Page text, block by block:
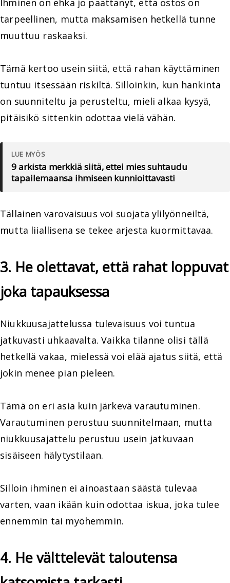
Ihminen on ehkä jo päättänyt, että ostos on
tarpeellinen, mutta maksamisen hetkellä tunne
muuttuu raskaaksi.
Tämä kertoo usein siitä, että rahan käyttäminen
tuntuu itsessään riskiltä. Silloinkin, kun hankinta
on suunniteltu ja perusteltu, mieli alkaa kysyä,
pitäisikö sittenkin odottaa vielä vähän.
LUE MYÖS
9 arkista merkkiä siitä, ettei mies suhtaudu
tapailemaansa ihmiseen kunnioittavasti
Tällainen varovaisuus voi suojata ylilyönneiltä,
mutta liiallisena se tekee arjesta kuormittavaa.
3. He olettavat, että rahat loppuvat
joka tapauksessa
Niukkuusajattelussa tulevaisuus voi tuntua
jatkuvasti uhkaavalta. Vaikka tilanne olisi tällä
hetkellä vakaa, mielessä voi elää ajatus siitä, että
jokin menee pian pieleen.
Tämä on eri asia kuin järkevä varautuminen.
Varautuminen perustuu suunnitelmaan, mutta
niukkuusajattelu perustuu usein jatkuvaan
sisäiseen hälytystilaan.
Silloin ihminen ei ainoastaan säästä tulevaa
varten, vaan ikään kuin odottaa iskua, joka tulee
ennemmin tai myöhemmin.
4. He välttelevät taloutensa